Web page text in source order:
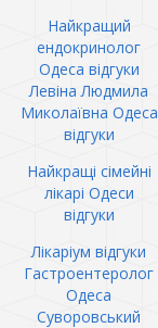
Найкращий
ендокринолог
Одеса відгуки
Левіна Людмила
Миколаївна Одеса
відгуки
Найкращі сімейні
лікарі Одеси
відгуки
Лікаріум відгуки
Гастроентеролог
Одеса
Суворовський